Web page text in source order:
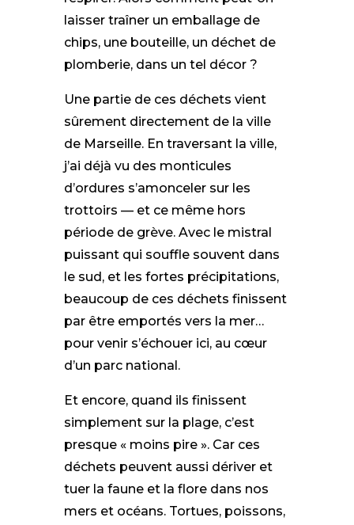
laisser traîner un emballage de
chips, une bouteille, un déchet de
plomberie, dans un tel décor ?
Une partie de ces déchets vient
sûrement directement de la ville
de Marseille. En traversant la ville,
j’ai déjà vu des monticules
d’ordures s’amonceler sur les
trottoirs — et ce même hors
période de grève. Avec le mistral
puissant qui souffle souvent dans
le sud, et les fortes précipitations,
beaucoup de ces déchets finissent
par être emportés vers la mer…
pour venir s’échouer ici, au cœur
d’un parc national.
Et encore, quand ils finissent
simplement sur la plage, c’est
presque « moins pire ». Car ces
déchets peuvent aussi dériver et
tuer la faune et la flore dans nos
mers et océans. Tortues, poissons,